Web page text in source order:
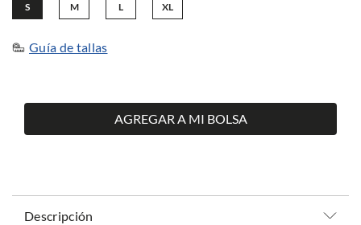
L
M
S XL
Guía de tallas
AGREGAR A MI BOLSA
Descripción